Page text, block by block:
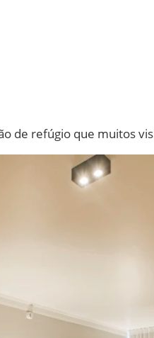
de refúgio que muitos